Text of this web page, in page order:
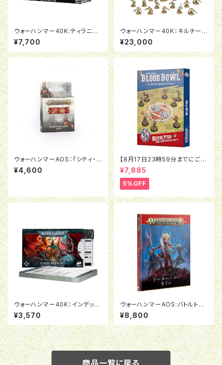
ウォーハンマー40K:ティラニッ
ド:ジーンスティーラー
¥7,700
ウォーハンマー40K：キルチー
ム：エクソダイト（日本語版）
¥23,000
ウォーハンマーAOS：『シティ・オ
ヴ・シグマー』ダイス
¥4,600
【8月17日23時59分までにご予
約で5％OFF】ブラッドボウル：セ
ヴンズピッチ（2026）
¥7,885
5%OFF
ウォーハンマー40K：インデック
スカード:ケイオス・ディーモン
（日本語版）
¥3,570
ウォーハンマーAOS:バトルトー
ム：ドーター・オヴ・カイン（日本
語版）
¥8,800
商品一覧に戻る